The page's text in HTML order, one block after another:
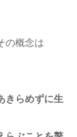
の概念は
きらめずに生